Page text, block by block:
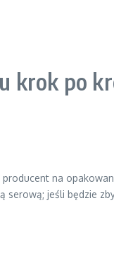
krok po
na
serową; jeśli będzie